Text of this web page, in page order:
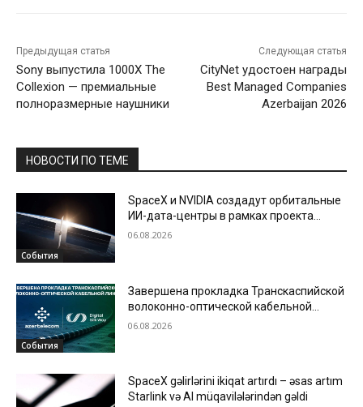
Предыдущая статья
Sony выпустила 1000X The
Collexion — премиальные
полноразмерные наушники
Следующая статья
CityNet удостоен награды
Best Managed Companies
Azerbaijan 2026
НОВОСТИ ПО ТЕМЕ
События
SpaceX и NVIDIA создадут орбитальные
ИИ-дата-центры в рамках проекта
Starmind
06.08.2026
События
Завершена прокладка Транскаспийской
волоконно-оптической кабельной
линии по дну Каспийского моря
06.08.2026
SpaceX gəlirlərini ikiqat artırdı – əsas artım
Starlink və AI müqavilələrindən gəldi